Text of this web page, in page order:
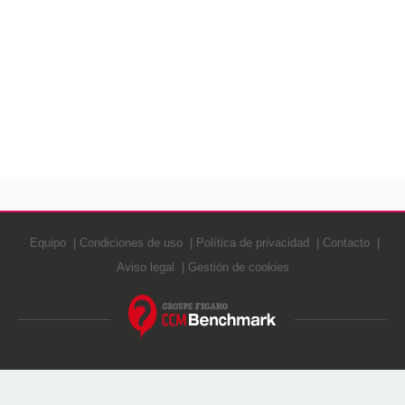
Equipo Condiciones de uso Política de privacidad
Contacto
Aviso legal
Gestión de cookies